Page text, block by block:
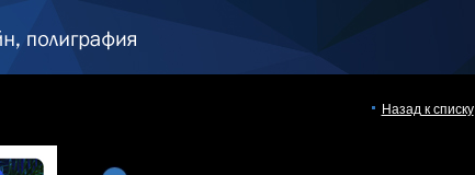
Назад к списку